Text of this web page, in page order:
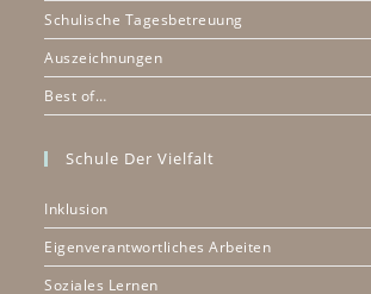
Schulische Tagesbetreuung
Auszeichnungen
Best of…
Schule Der Vielfalt
Inklusion
Eigenverantwortliches Arbeiten
Soziales Lernen